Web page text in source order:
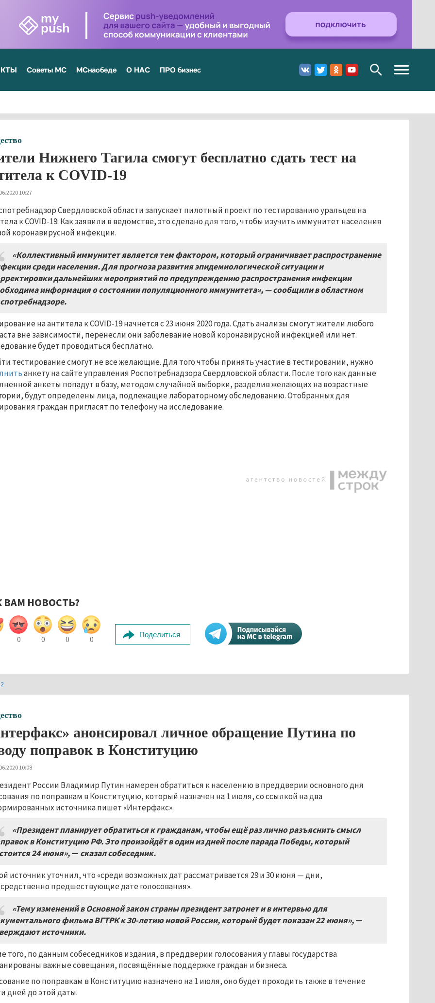
Советы МС МСнаобеде О НАС ПРО бизнес
Toggle
navigation
Нижнего Тагила смогут бесплатно сдать тест на
к COVID-19
10:27
Свердловской области запускает пилотный проект по тестированию уральцев на
к COVID-19. Как заявили в ведомстве, это сделано для того, чтобы изучить иммунитет населения
коронавирусной инфекции.
«Коллективный иммунитет является тем фактором, который ограничивает распространение
среди населения. Для прогноза развития эпидемиологической ситуации и
дальнейших мероприятий по предупреждению распространения инфекции
информация о состоянии популяционного иммунитета», — сообщили в областном
на антитела к COVID-19 начнётся с 23 июня 2020 года. Сдать анализы смогут жители любого
вне зависимости, перенесли они заболевание новой коронавирусной инфекцией или нет.
будет проводиться бесплатно.
тестирование смогут не все желающие. Для того чтобы принять участие в тестировании, нужно
анкету на сайте управления Роспотребнадзора Свердловской области. После того как данные
анкеты попадут в базу, методом случайной выборки, разделив желающих на возрастные
будут определены лица, подлежащие лабораторному обследованию. Отобранных для
граждан пригласят по телефону на исследование.
ВАМ НОВОСТЬ?
0 0 0 0
Поделиться
анонсировал личное обращение Путина по
поправок в Конституцию
10:08
России Владимир Путин намерен обратиться к населению в преддверии основного дня
по поправкам в Конституцию, который назначен на 1 июля, со ссылкой на два
источника пишет «Интерфакс».
«Президент планирует обратиться к гражданам, чтобы ещё раз лично разъяснить смысл
в Конституцию РФ.Это произойдёт в один из дней после парада Победы,который
24 июня»,— сказал собеседник.
источник уточнил, что «среди возможных дат рассматривается 29 и 30 июня — дни,
предшествующие дате голосования».
«Тему изменений в Основной закон страны президент затронет и в интервью для
фильма ВГТРК к30-летию новой России,который будет показан 22 июня»,—
источники.
того, по данным собеседников издания, в преддверии голосования у главы государства
важные совещания, посвящённые поддержке граждан и бизнеса.
по поправкам в Конституцию назначено на 1 июля, оно будет проходить также в течение
дней до этой даты.